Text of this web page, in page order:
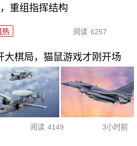
重组指挥结构
热 阅读 6257
大棋局，猫鼠游戏才刚开场
阅读 4149 3小时前